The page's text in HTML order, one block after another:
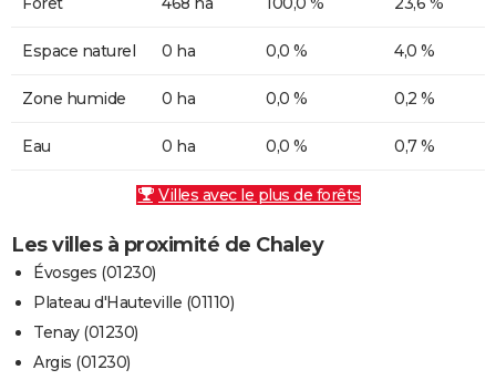
Espace naturel 0 ha 0,0 % 4,0 %
Zone humide 0 ha 0,0 % 0,2 %
Eau 0 ha 0,0 % 0,7 %
Villes avec le plus de forêts
Les villes à proximité de Chaley
Évosges (01230)
Plateau d'Hauteville (01110)
Tenay (01230)
Argis (01230)